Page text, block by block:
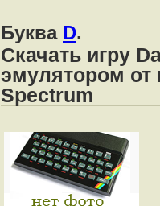
Буква D.
Скачать игру
эмулятором от
Spectrum